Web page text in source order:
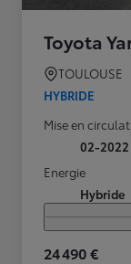
Toyota
TOULOUSE
HYBRIDE
Mise en
02-2022
Energie
Hybride
24 490 €